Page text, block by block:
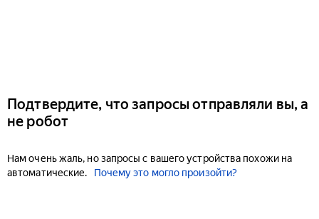
Подтвердите, что запросы отправляли вы, а
не робот
Нам очень жаль, но запросы с вашего устройства похожи на
автоматические.
Почему это могло произойти?